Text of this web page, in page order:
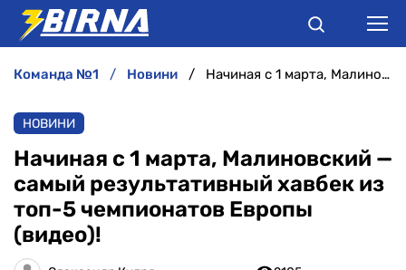
АНАЛІТИКА
ІНТЕРВ'Ю
РІЗНЕ
команда №1 новини Начиная с 1 марта, Малиновский — самый результативный хавбек из топ-5 чемпионатов Европы (видео)!
НОВИНИ
Начиная с 1 марта, Малиновский —
самый результативный хавбек из
топ-5 чемпионатов Европы
(видео)!